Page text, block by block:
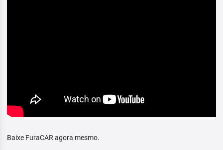
Baixe FuraCAR agora mesmo.